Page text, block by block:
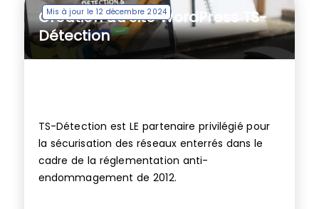
Mis à jour le 12 décembre 2024
Création du site WordPress TS-
Détection
TS-Détection est LE partenaire privilégié pour
la sécurisation des réseaux enterrés dans le
cadre de la réglementation anti-
endommagement de 2012.